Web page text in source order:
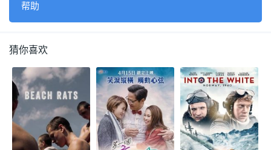
帮助
猜你喜欢